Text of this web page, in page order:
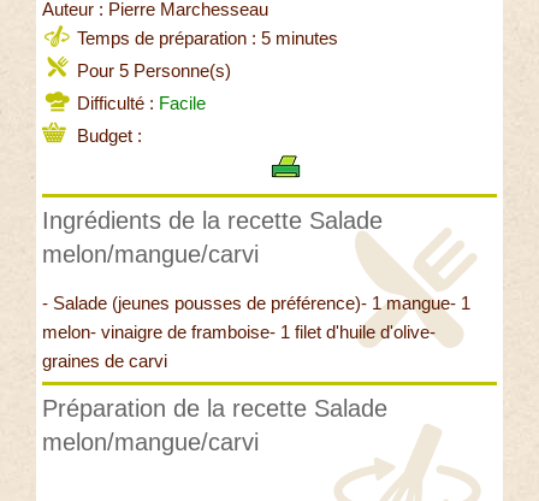
Auteur : Pierre Marchesseau
Temps de préparation : 5 minutes
Pour 5 Personne(s)
Difficulté : Facile
Budget :
Ingrédients de la recette Salade
melon/mangue/carvi
- Salade (jeunes pousses de préférence)- 1 mangue- 1
melon- vinaigre de framboise- 1 filet d'huile d'olive-
graines de carvi
Préparation de la recette Salade
melon/mangue/carvi